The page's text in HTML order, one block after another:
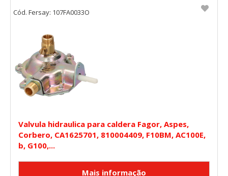
Valvula hidraulica para caldera Fagor, Aspes,
Corbero, CA1625701, 810004409, F10BM, AC100E,
b, G100,...
Cód. Fersay: 107FA0033O